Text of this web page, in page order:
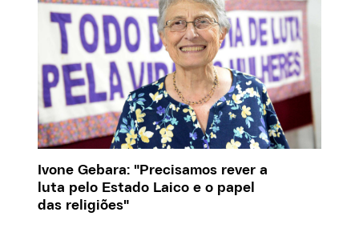
Ivone Gebara: "Precisamos rever a
luta pelo Estado Laico e o papel
das religiões"